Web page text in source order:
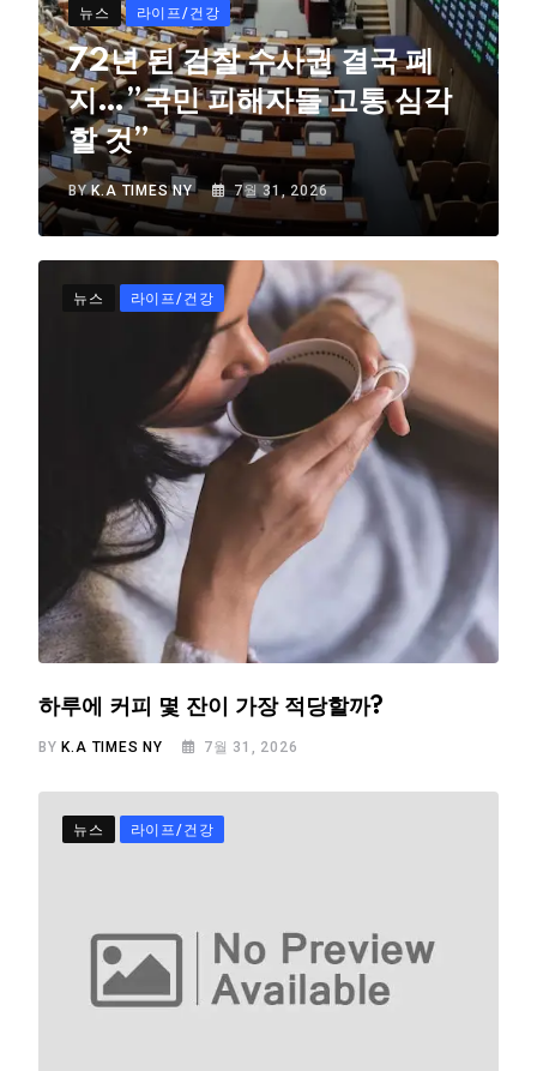
뉴스 라이프/건강
72년 된 검찰 수사권 결국 폐
지…”국민 피해자들 고통 심각
할 것”
BYK.A TIMES NY 7월 31, 2026
뉴스 라이프/건강
하루에 커피 몇 잔이 가장 적당할까?
BYK.A TIMES NY 7월 31, 2026
뉴스 라이프/건강